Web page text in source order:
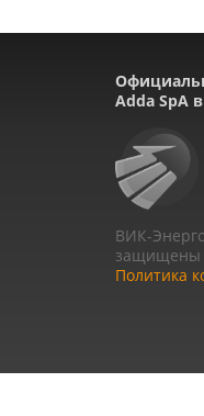
Adda SpA
ВИК-
защищены
Политика